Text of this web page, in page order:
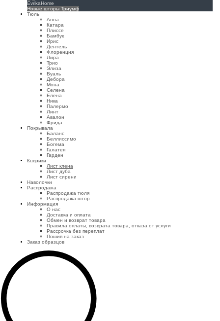
EvrikaHome
Новые шторы Триумф
Тюль
Анна
Катара
Плиссе
Бамбук
Ирис
Дентель
Флоренция
Лира
Трио
Элиза
Вуаль
Дебора
Мона
Селена
Елена
Ника
Палермо
Линт
Авалон
Фрида
Покрывала
Баланс
Беллиссимо
Богема
Галатея
Гарден
Коврики
Лист клена
Лист дуба
Лист сирени
Наволочки
Распродажа
Распродажа тюля
Распродажа штор
Информация
О нас
Доставка и оплата
Обмен и возврат товара
Правила оплаты, возврата товара, отказа от услуги
Рассрочка без переплат
Пошив на заказ
Заказ образцов